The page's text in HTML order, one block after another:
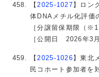
【 2025-1027 】ロン
体DNAメチル化評価
［分譲留保期限（
［公開日 2026年3
【 2025-1026 】東北
民コホート参加者を